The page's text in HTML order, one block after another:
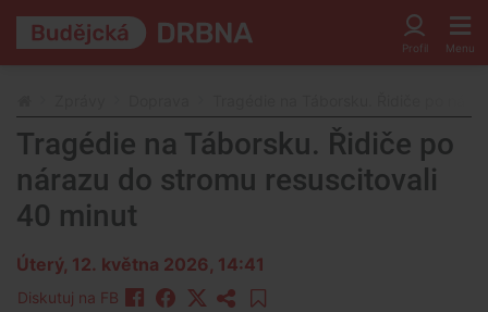
Tragédie na Táborsku. Řidiče po
nárazu do stromu resuscitovali
40 minut
Úterý, 12. května 2026, 14:41
Diskutuj na FB